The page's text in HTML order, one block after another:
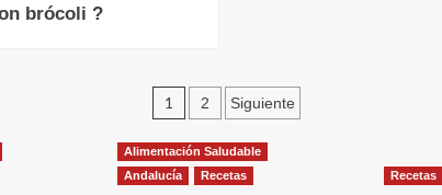
brócoli ?
Paginación
de
entradas
1 2 Siguiente
Alimentación Saludable
Andalucía
Recetas Recetas